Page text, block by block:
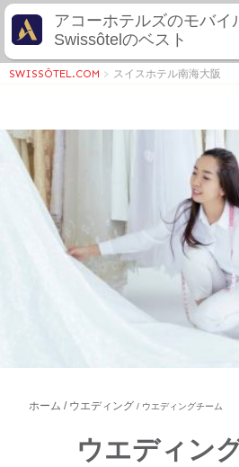
ホーム ウエディング ウエディングチーム
ウエディン
SWISSÔTEL.COM > スイスホテル南海大阪
アコーホテルズのモバイ
Swissôtelのベスト